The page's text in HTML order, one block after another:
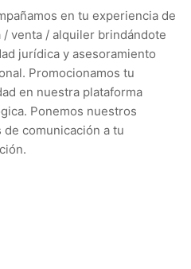
en tu experiencia de
/ venta / alquiler brindándote
jurídica y asesoramiento
Promocionamos tu
en nuestra plataforma
Ponemos nuestros
de comunicación a tu